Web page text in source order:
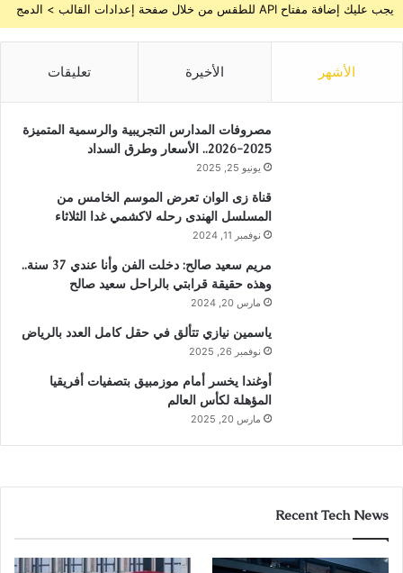
يجب عليك إضافة مفتاح API للطقس من خلال صفحة إعدادات القالب > الدمج
الأشهر الأخيرة تعليقات
مصروفات المدارس التجريبية والرسمية المتميزة
2025-2026.. الأسعار وطرق السداد
يونيو 25, 2025
قناة زى الوان تعرض الموسم الخامس من
المسلسل الهندى رحله لاكشمي غدا الثلاثاء
نوفمبر 11, 2024
مريم سعيد صالح: دخلت الفن وأنا عندي 37 سنة..
وهذه حقيقة قرابتي بالراحل سعيد صالح
مارس 20, 2024
ياسمين نيازي تتألق في حقل كامل العدد بالرياض
نوفمبر 26, 2025
أوغندا يخسر أمام موزمبيق بتصفيات أفريقيا
المؤهلة لكأس العالم
مارس 20, 2025
Recent Tech News